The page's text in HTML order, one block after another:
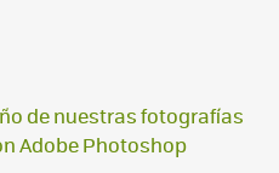
de nuestras fotografías
Adobe Photoshop